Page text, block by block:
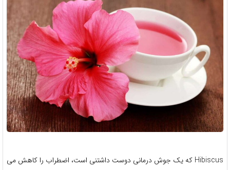
Hibiscus که یک جوش درمانی دوست داشتنی است، اضطراب را کاهش می